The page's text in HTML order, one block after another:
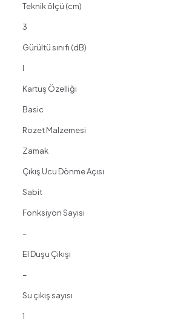
Teknik ölçü (cm)
3
Gürültü sınıfı (dB)
I
Kartuş Özelliği
Basic
Rozet Malzemesi
Zamak
Çıkış Ucu Dönme Açısı
Sabit
Fonksiyon Sayısı
–
El Duşu Çıkışı
–
Su çıkış sayısı
1